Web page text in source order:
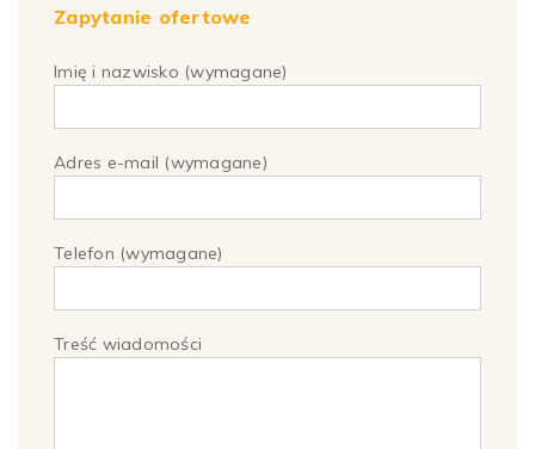
Wyżywienie: 1 śniadanie, 1 obiadokolacja,
Opiekę pilota,
Usługi lokalnych przewodników,
Zapytanie ofertowe
Imię i nazwisko (wymagane)
Adres e-mail (wymagane)
Telefon (wymagane)
Treść wiadomości